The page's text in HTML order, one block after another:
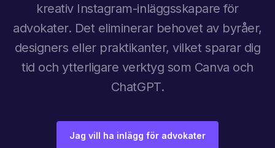
kreativ Instagram-inläggsskapare för
advokater. Det eliminerar behovet av byråer,
designers eller praktikanter, vilket sparar dig
tid och ytterligare verktyg som Canva och
ChatGPT.
Jag vill ha inlägg för advokater